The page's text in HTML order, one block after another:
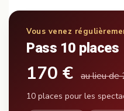
Vous venez
Pass 10 places
170 € au lieu de
10 places pour les